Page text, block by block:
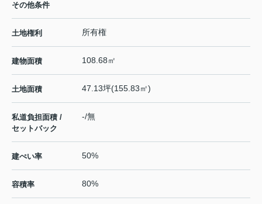
その他条件
土地権利 所有権
建物面積 108.68㎡
土地面積 47.13坪(155.83㎡)
私道負担面積 /
セットバック
-/無
建ぺい率 50%
容積率 80%